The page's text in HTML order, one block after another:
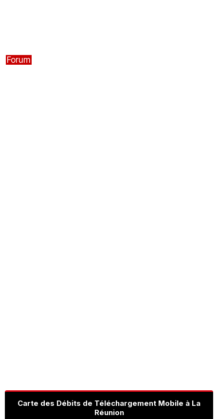
Forum
Carte des Débits de Téléchargement Mobile à La
Réunion